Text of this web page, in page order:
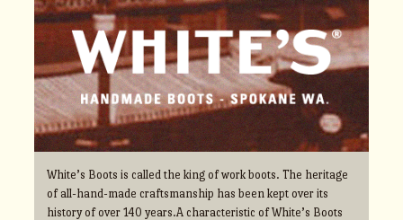
White’s Boots is called the king of work boots. The heritage
of all-hand-made craftsmanship has been kept over its
history of over 140 years.A characteristic of White’s Boots